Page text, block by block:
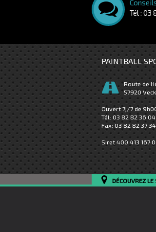
Tél : 03
PAINTBALL
Route de
57920
Ouvert 7j/7 de
Tél:03 82 82 36 04
Fax:03 82 82 37 34
Siret 400 413 167
DÉCOUVREZ